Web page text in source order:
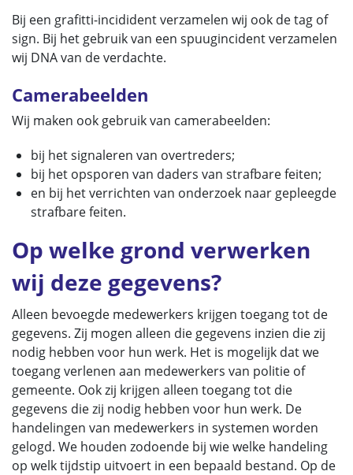
Bij een grafitti-incidident verzamelen wij ook de tag of
sign. Bij het gebruik van een spuugincident verzamelen
wij DNA van de verdachte.
Camerabeelden
Wij maken ook gebruik van camerabeelden:
bij het signaleren van overtreders;
bij het opsporen van daders van strafbare feiten;
en bij het verrichten van onderzoek naar gepleegde
strafbare feiten.
Op welke grond verwerken
wij deze gegevens?
Alleen bevoegde medewerkers krijgen toegang tot de
gegevens. Zij mogen alleen die gegevens inzien die zij
nodig hebben voor hun werk. Het is mogelijk dat we
toegang verlenen aan medewerkers van politie of
gemeente. Ook zij krijgen alleen toegang tot die
gegevens die zij nodig hebben voor hun werk. De
handelingen van medewerkers in systemen worden
gelogd. We houden zodoende bij wie welke handeling
op welk tijdstip uitvoert in een bepaald bestand. Op de